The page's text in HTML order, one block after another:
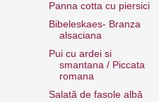
Panna cotta cu piersici
Bibeleskaes- Branza
alsaciana
Pui cu ardei si
smantana / Piccata
romana
Salată de fasole albă